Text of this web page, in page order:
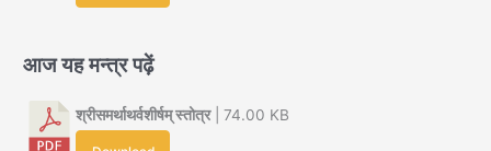
आज यह मन्त्र पढ़ें
श्रीसमर्थाथर्वशीर्षम् स्तोत्र| 74.00 KB